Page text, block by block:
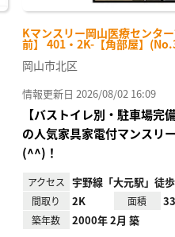
Kマンスリー岡山医療センタ
前】 401・2K-【角部屋】
岡山市北区
情報更新日 2026/08/02 16:09
【バストイレ別・駐車場完
の人気家具家電付マンスリ
(^^)！
アクセス 宇野線「大元駅」徒
間取り 2K 面積
築年数 2000年 2月 築